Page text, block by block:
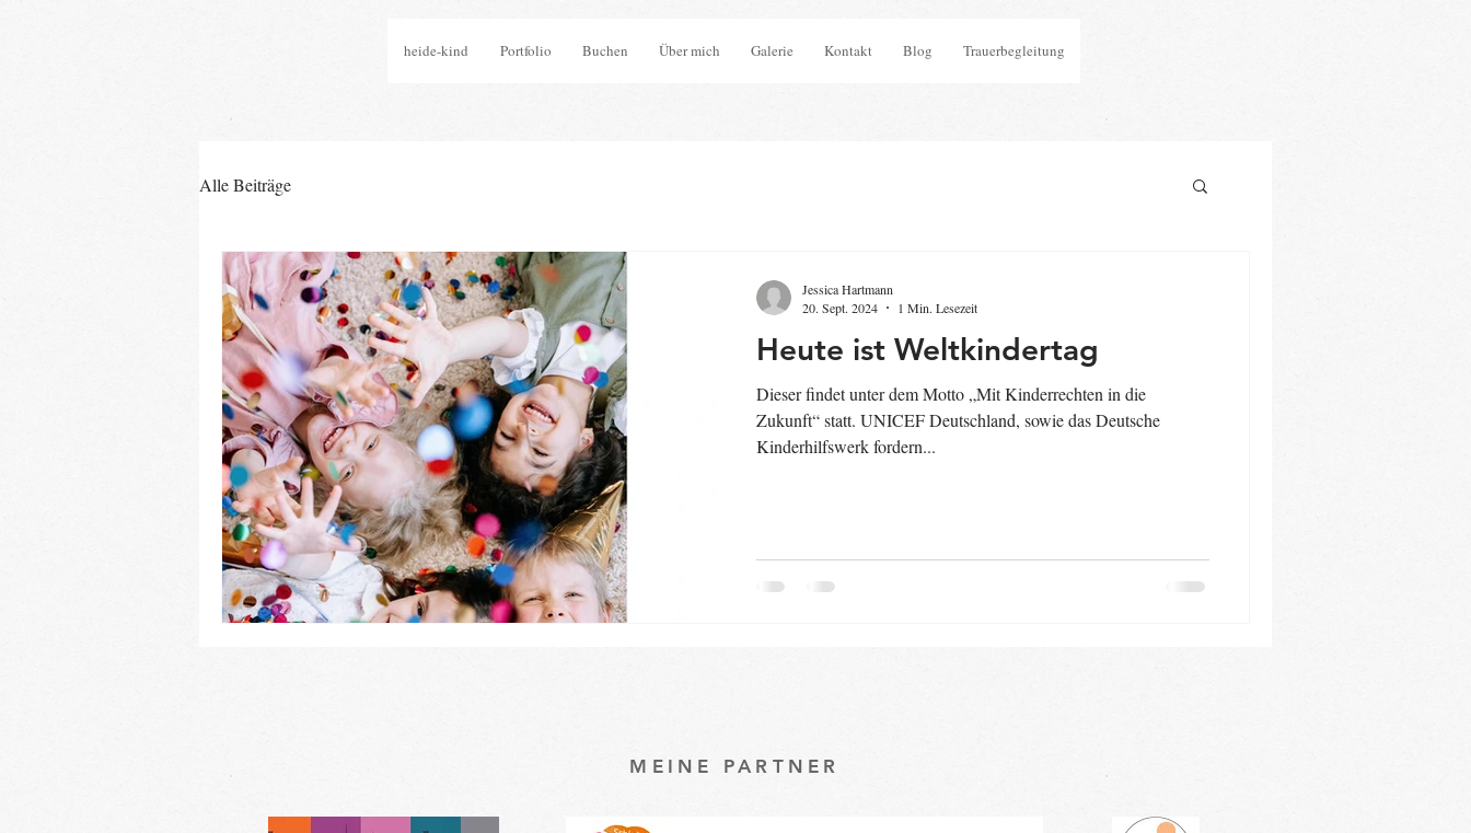
heide-kind Portfolio Buchen Über mich Galerie Kontakt Blog Trauerbegleitung
Alle Beiträge
Heute ist Weltkindertag
Dieser findet unter dem Motto „Mit Kinderrechten in die
Zukunft“ statt. UNICEF Deutschland, sowie das Deutsche
Kinderhilfswerk fordern...
Jessica Hartmann
20. Sept. 2024
1 Min. Lesezeit
MEINE PARTNER